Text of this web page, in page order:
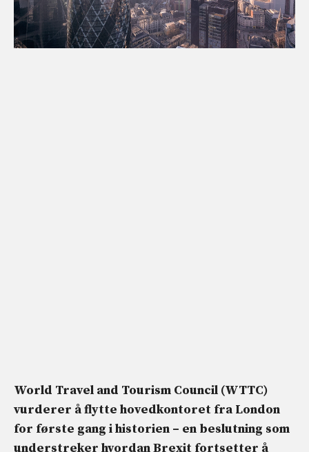
World Travel and Tourism Council (WTTC)
vurderer å flytte hovedkontoret fra London
for første gang i historien – en beslutning som
understreker hvordan Brexit fortsetter å